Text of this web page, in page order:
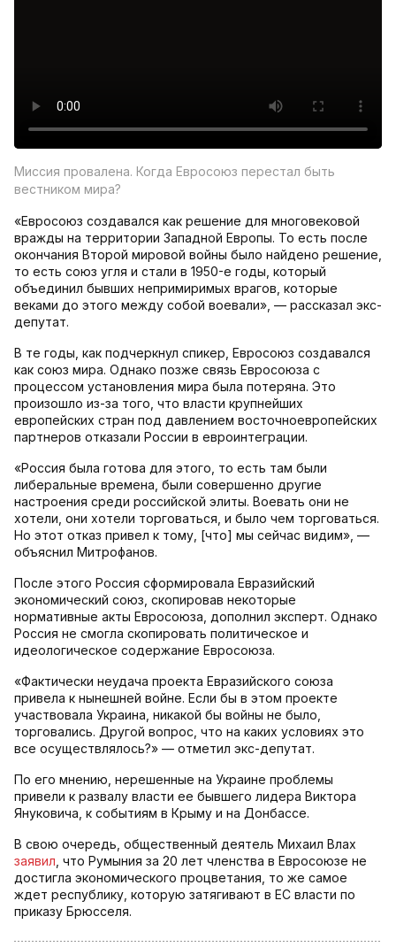
Миссия провалена. Когда Евросоюз перестал быть
вестником мира?
«Евросоюз создавался как решение для многовековой
вражды на территории Западной Европы. То есть после
окончания Второй мировой войны было найдено решение,
то есть союз угля и стали в 1950-е годы, который
объединил бывших непримиримых врагов, которые
веками до этого между собой воевали», — рассказал экс-
депутат.
В те годы, как подчеркнул спикер, Евросоюз создавался
как союз мира. Однако позже связь Евросоюза с
процессом установления мира была потеряна. Это
произошло из-за того, что власти крупнейших
европейских стран под давлением восточноевропейских
партнеров отказали России в евроинтеграции.
«Россия была готова для этого, то есть там были
либеральные времена, были совершенно другие
настроения среди российской элиты. Воевать они не
хотели, они хотели торговаться, и было чем торговаться.
Но этот отказ привел к тому, [что] мы сейчас видим», —
объяснил Митрофанов.
После этого Россия сформировала Евразийский
экономический союз, скопировав некоторые
нормативные акты Евросоюза, дополнил эксперт. Однако
Россия не смогла скопировать политическое и
идеологическое содержание Евросоюза.
«Фактически неудача проекта Евразийского союза
привела к нынешней войне. Если бы в этом проекте
участвовала Украина, никакой бы войны не было,
торговались. Другой вопрос, что на каких условиях это
все осуществлялось?» — отметил экс-депутат.
По его мнению, нерешенные на Украине проблемы
привели к развалу власти ее бывшего лидера Виктора
Януковича, к событиям в Крыму и на Донбассе.
В свою очередь, общественный деятель Михаил Влах
заявил , что Румыния за 20 лет членства в Евросоюзе не
достигла экономического процветания, то же самое
ждет республику, которую затягивают в ЕС власти по
приказу Брюсселя.